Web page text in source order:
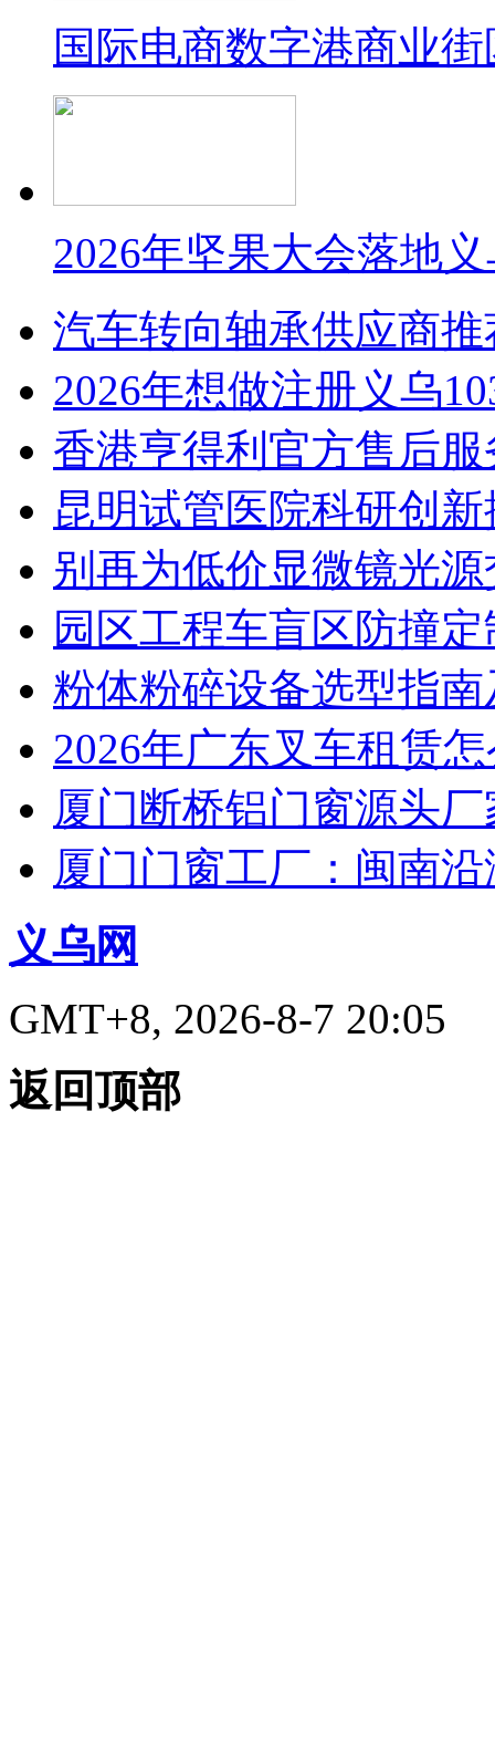
国际电商数字港商业
2026年坚果大会落地
汽车转向轴承供应商
2026年想做注册义乌
香港亨得利官方售后
昆明试管医院科研创
别再为低价显微镜光
园区工程车盲区防撞
粉体粉碎设备选型指
2026年广东叉车租赁
厦门断桥铝门窗源头
厦门门窗工厂：闽南
义乌网
GMT+8, 2026-8-7 20:05
返回顶部